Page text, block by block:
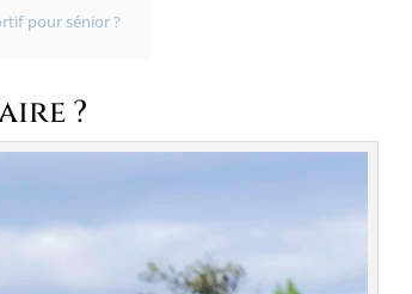
pour sénior ?
?